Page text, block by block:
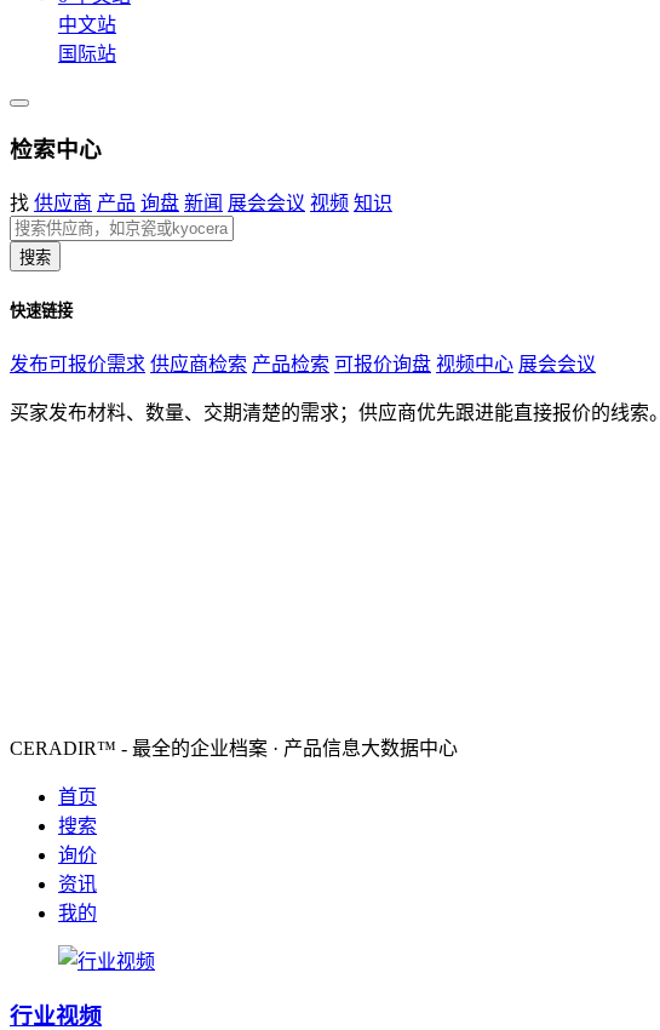
中文站
国际站
检索中心
找 供应商 产品 询盘 新闻 展会会议 视频 知识
搜索
快速链接
发布可报价需求 供应商检索 产品检索 可报价询盘 视频中心 展会会议
买家发布材料、数量、交期清楚的需求；供应商优先跟进能直接报价的线索。
CERADIR™ - 最全的企业档案 · 产品信息大数据中心
首页
搜索
询价
资讯
我的
行业视频